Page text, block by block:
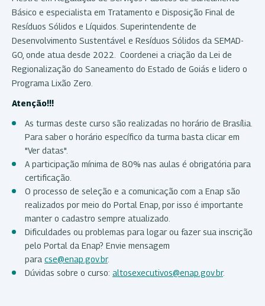
Básico e especialista em Tratamento e Disposição Final de
Resíduos Sólidos e Líquidos. Superintendente de
Desenvolvimento Sustentável e Resíduos Sólidos da SEMAD-
GO, onde atua desde 2022. Coordenei a criação da Lei de
Regionalização do Saneamento do Estado de Goiás e lidero o
Programa Lixão Zero.
Atenção!!!
As turmas deste curso são realizadas no horário de Brasília.
Para saber o horário específico da turma basta clicar em
"Ver datas".
A participação mínima de 80% nas aulas é obrigatória para
certificação.
O processo de seleção e a comunicação com a Enap são
realizados por meio do Portal Enap, por isso é importante
manter o cadastro sempre atualizado.
Dificuldades ou problemas para logar ou fazer sua inscrição
pelo Portal da Enap? Envie mensagem
para cse@enap.gov.br.
Dúvidas sobre o curso: altosexecutivos@enap.gov.br.